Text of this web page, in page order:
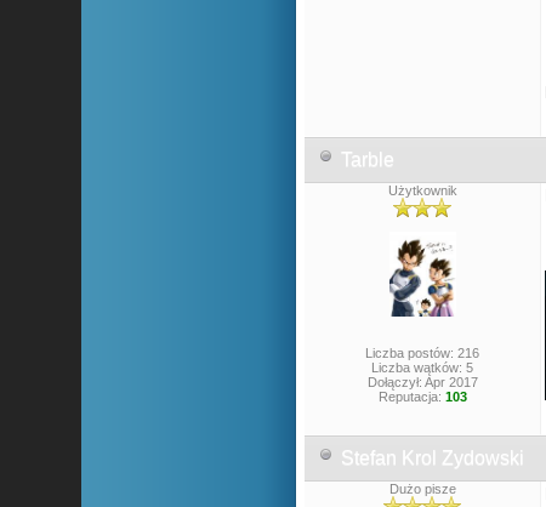
Tarble
Użytkownik
Liczba postów: 216
Liczba wątków: 5
Dołączył: Apr 2017
Reputacja: 103
Stefan Krol Zydowski
Dużo pisze